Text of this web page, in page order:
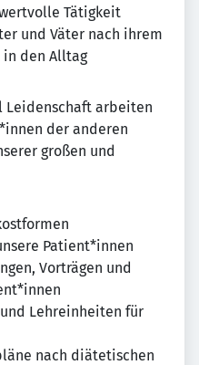
Tätigkeit
und Väter nach ihrem
den Alltag
Leidenschaft arbeiten
der anderen
großen und
Patient*innen
Vorträgen und
Lehreinheiten für
nach diätetischen